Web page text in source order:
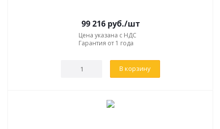
99 216руб./шт
Цена указана с НДС
Гарантия от 1 года
В корзину